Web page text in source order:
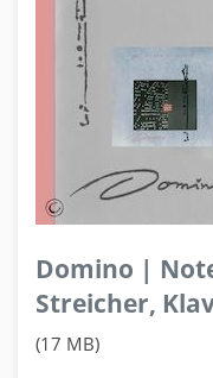
Domino |
Streicher,
(17 MB)